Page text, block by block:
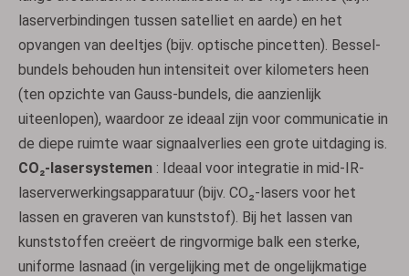
laserverbindingen tussen satelliet en aarde) en het
opvangen van deeltjes (bijv. optische pincetten). Bessel-
bundels behouden hun intensiteit over kilometers heen
(ten opzichte van Gauss-bundels, die aanzienlijk
uiteenlopen), waardoor ze ideaal zijn voor communicatie in
de diepe ruimte waar signaalverlies een grote uitdaging is.
CO₂-lasersystemen : Ideaal voor integratie in mid-IR-
laserverwerkingsapparatuur (bijv. CO₂-lasers voor het
lassen en graveren van kunststof). Bij het lassen van
kunststoffen creëert de ringvormige balk een sterke,
uniforme lasnaad (in vergelijking met de ongelijkmatige